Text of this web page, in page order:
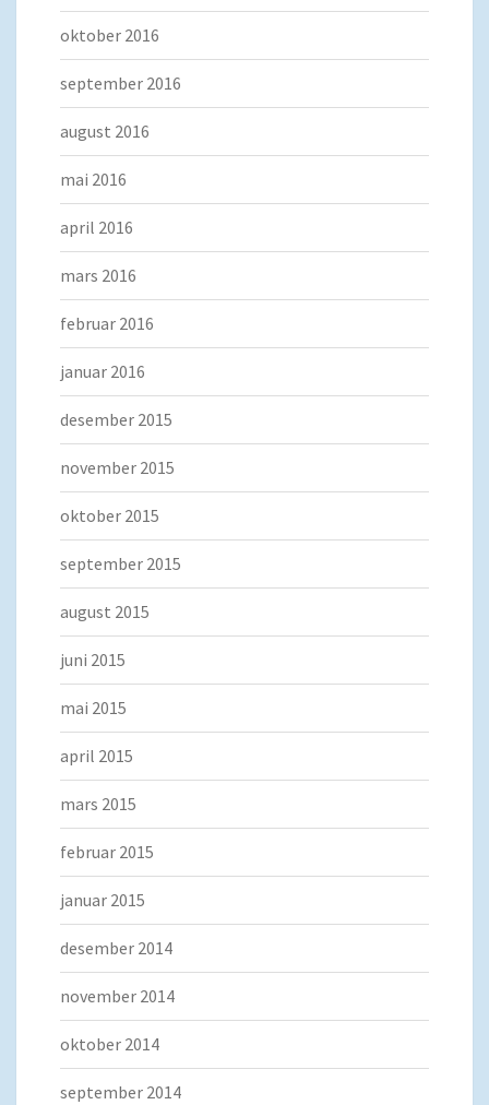
oktober 2016
september 2016
august 2016
mai 2016
april 2016
mars 2016
februar 2016
januar 2016
desember 2015
november 2015
oktober 2015
september 2015
august 2015
juni 2015
mai 2015
april 2015
mars 2015
februar 2015
januar 2015
desember 2014
november 2014
oktober 2014
september 2014